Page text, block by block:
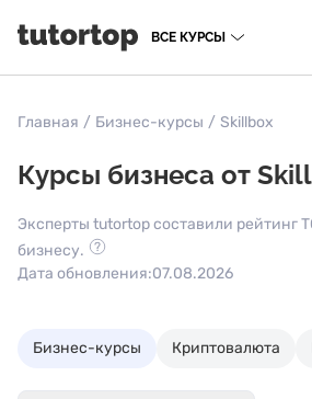
ВСЕ КУРСЫ
Главная / Бизнес-курсы / Skillbox
Курсы бизнеса от
Эксперты tutortop составили рейтинг
бизнесу.
Дата обновления:07.08.2026
Бизнес-курсы Криптовалюта